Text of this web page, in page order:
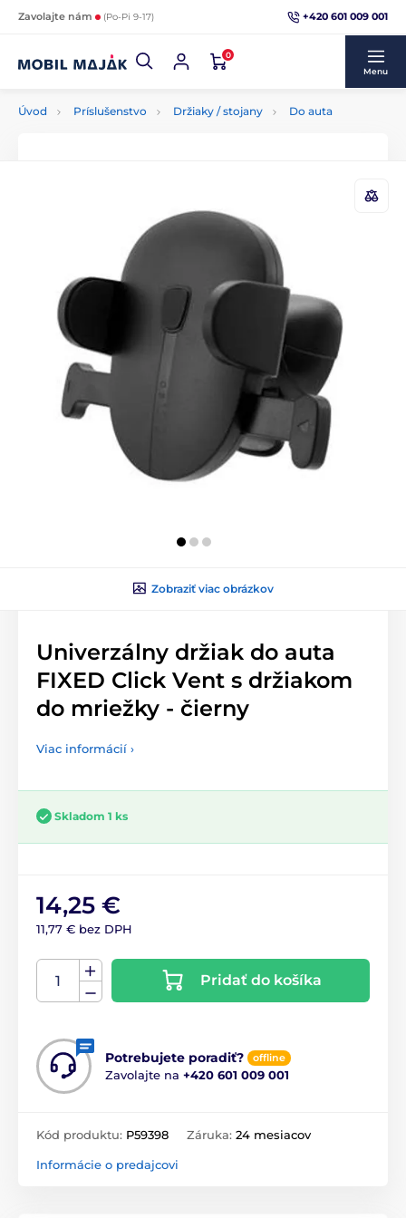
Zavolajte nám (Po-Pi 9-17) +420 601 009 001
0
Menu
Úvod Príslušenstvo Držiaky / stojany Do auta
Zobraziť viac obrázkov
Univerzálny držiak do auta
FIXED Click Vent s držiakom
do mriežky - čierny
Viac informácií ›
Skladom 1 ks
14,25 €
11,77 € bez DPH
Pridať do košíka
Potrebujete poradiť? offline
Zavolajte na +420 601 009 001
Kód produktu: P59398 Záruka: 24 mesiacov
Informácie o predajcovi